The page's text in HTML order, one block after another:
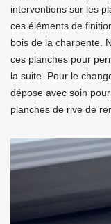
interventions sur les
ces éléments de
bois de la charpente.
ces planches pour
la suite. Pour le
dépose avec soin
planches de rive de